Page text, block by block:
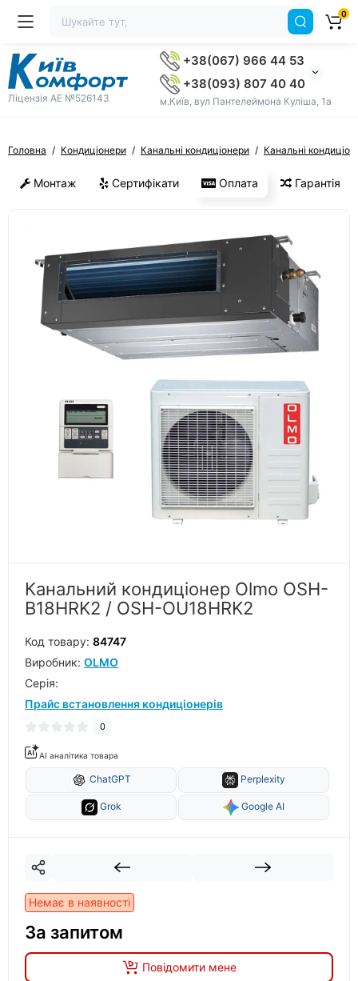
Ліцензія AE №526143
+38(067) 966 44 53
+38(093) 807 40 40
м.Київ, вул Пантелеймона Куліша, 1а
0
Головна Кондиціонери Канальні кондиціонери Канальні
Монтаж Сертифікати Оплата Гарантія
Канальний кондиціонер Olmo OSH-
B18HRK2 / OSH-OU18HRK2
Код товару: 84747
Виробник: OLMO
Серiя:
Прайс встановлення кондиціонерів
0
AI аналітика товара
ChatGPT Perplexity
Grok Google AI
Немає в наявності
За запитом
Повідомити мене